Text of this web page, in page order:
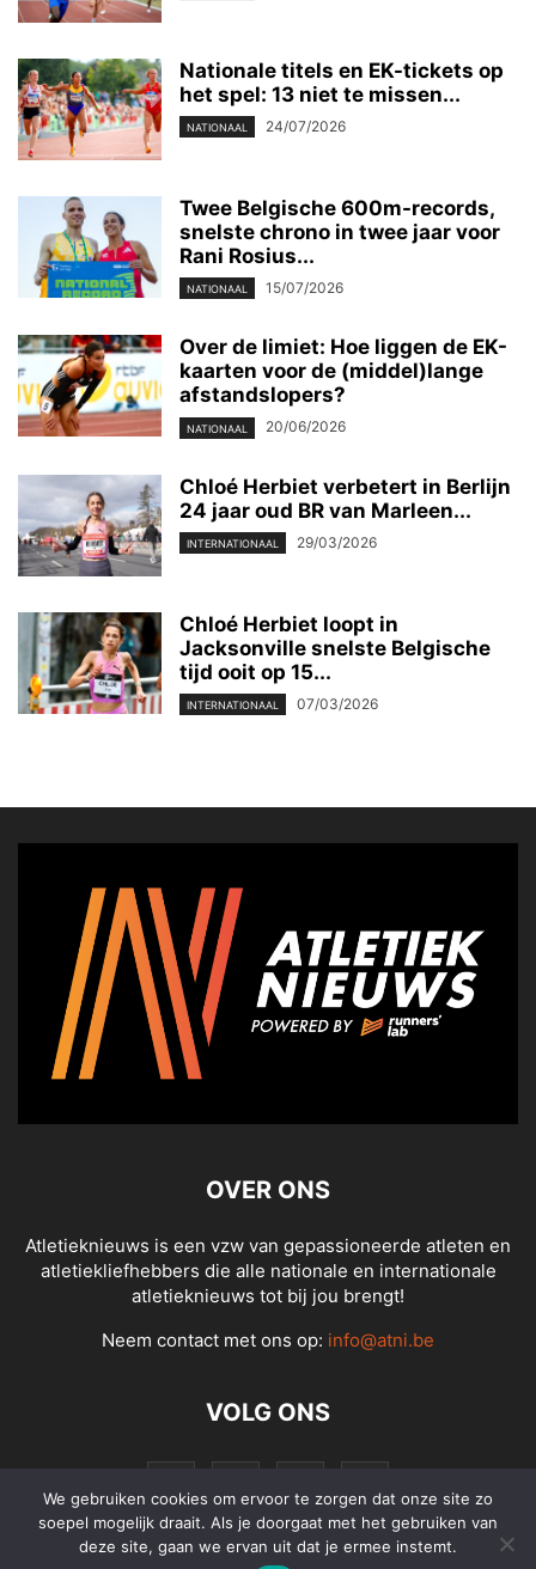
Nationale titels en EK-tickets op
het spel: 13 niet te missen...
NATIONAAL 24/07/2026
Twee Belgische 600m-records,
snelste chrono in twee jaar voor
Rani Rosius...
NATIONAAL 15/07/2026
Over de limiet: Hoe liggen de EK-
kaarten voor de (middel)lange
afstandslopers?
NATIONAAL 20/06/2026
Chloé Herbiet verbetert in Berlijn
24 jaar oud BR van Marleen...
INTERNATIONAAL 29/03/2026
Chloé Herbiet loopt in
Jacksonville snelste Belgische
tijd ooit op 15...
INTERNATIONAAL 07/03/2026
OVER ONS
Atletieknieuws is een vzw van gepassioneerde atleten en
atletiekliefhebbers die alle nationale en internationale
atletieknieuws tot bij jou brengt!
Neem contact met ons op: info@atni.be
VOLG ONS
We gebruiken cookies om ervoor te zorgen dat onze site zo
soepel mogelijk draait. Als je doorgaat met het gebruiken van
deze site, gaan we ervan uit dat je ermee instemt.